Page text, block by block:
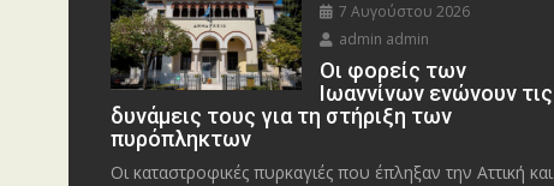
7 Αυγούστου 2026
admin admin
Οι φορείς των
Ιωαννίνων ενώνουν τις
δυνάμεις τους για τη στήριξη των
πυρόπληκτων
Οι καταστροφικές πυρκαγιές που έπληξαν την Αττική και